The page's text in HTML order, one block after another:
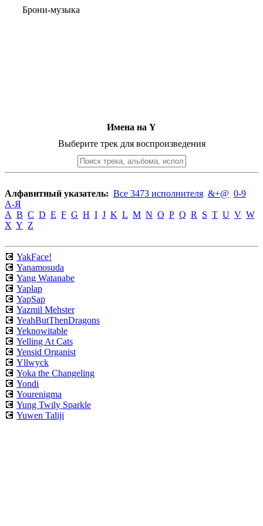
Брони-музыка
Имена на Y
Выберите трек для воспроизведения
Алфавитный указатель: Все 3473 исполнителя &+@ 0-9
А-Я
A B C D E F G H I J K L M N O P Q R S T U V W
X Y Z
💽 YakFace!
💽 Yanamosuda
💽 Yang Watanabe
💽 Yaplap
💽 YapSap
💽 Yazmil Mehster
💽 YeahButThenDragons
💽 Yeknowitable
💽 Yelling At Cats
💽 Yensid Organist
💽 Yllwyck
💽 Yoka the Changeling
💽 Yondi
💽 Yourenigma
💽 Yung Twily Sparkle
💽 Yuwen Taliji